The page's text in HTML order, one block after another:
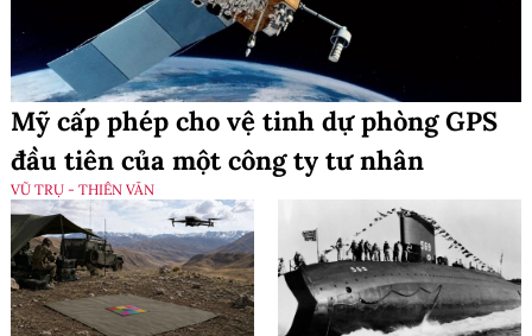
Mỹ cấp phép cho vệ tinh dự phòng GPS
đầu tiên của một công ty tư nhân
VŨ TRỤ - THIÊN VĂN